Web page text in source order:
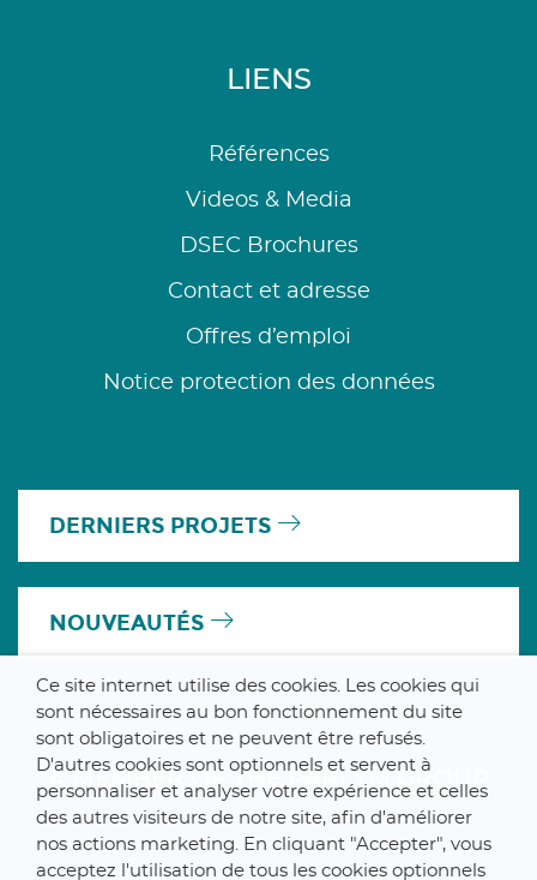
LIENS
Références
Videos & Media
DSEC Brochures
Contact et adresse
Offres d’emploi
Notice protection des données
DERNIERS PROJETS
NOUVEAUTÉS
A MEMBER OF THE PARLYM GROUP
Ce site internet utilise des cookies. Les cookies qui
sont nécessaires au bon fonctionnement du site
sont obligatoires et ne peuvent être refusés.
D'autres cookies sont optionnels et servent à
personnaliser et analyser votre expérience et celles
des autres visiteurs de notre site, afin d'améliorer
nos actions marketing. En cliquant "Accepter", vous
acceptez l'utilisation de tous les cookies optionnels